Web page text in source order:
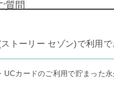
質問
トーリー セゾン)で利用
UCカードのご利用で貯まった